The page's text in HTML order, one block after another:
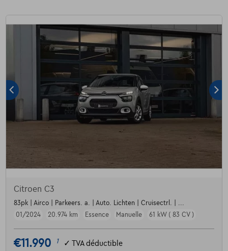
Citroen C3
83pk | Airco | Parkeers. a. | Auto. Lichten | Cruisectrl. | ...
01/2024
20.974 km Essence Manuelle 61 kW ( 83 CV )
€11.990 1 ✓ TVA déductible